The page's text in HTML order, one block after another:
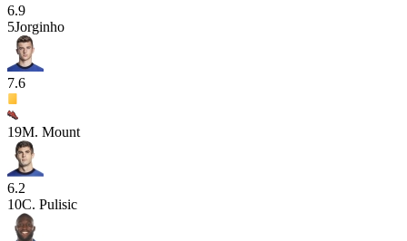
6.9
5Jorginho
7.6
19M. Mount
6.2
10C. Pulisic